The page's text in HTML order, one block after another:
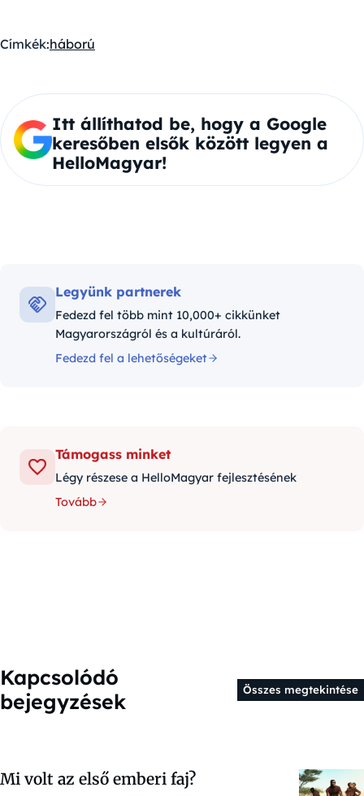
Címkék:háború
Itt állíthatod be, hogy a Google
keresőben elsők között legyen a
HelloMagyar!
Legyünk partnerek
Fedezd fel több mint 10,000+ cikkünket
Magyarországról és a kultúráról.
Fedezd fel a lehetőségeket
Támogass minket
Légy részese a HelloMagyar fejlesztésének
Tovább
Kapcsolódó
bejegyzések
Összes megtekintése
Mi volt az első emberi faj?